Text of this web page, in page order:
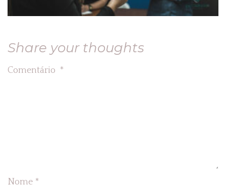
Share your thoughts
Comentário *
Nome *